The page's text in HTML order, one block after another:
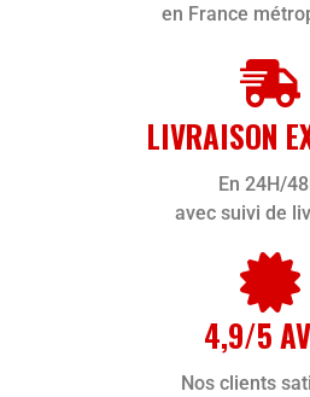
en France
LIVRAISON
En 24H/
avec suivi de
4,9/5
Nos clients